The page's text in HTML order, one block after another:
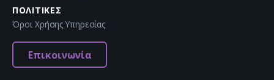
ΠΟΛΙΤΙΚΈΣ
Όροι Χρήσης Υπηρεσίας
Επικοινωνία